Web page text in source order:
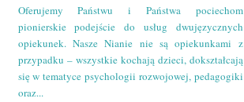
Oferujemy Państwu i Państwa pociechom
pionierskie podejście do usług dwujęzycznych
opiekunek. Nasze Nianie nie są opiekunkami z
przypadku – wszystkie kochają dzieci, dokształcają
się w tematyce psychologii rozwojowej, pedagogiki
oraz...